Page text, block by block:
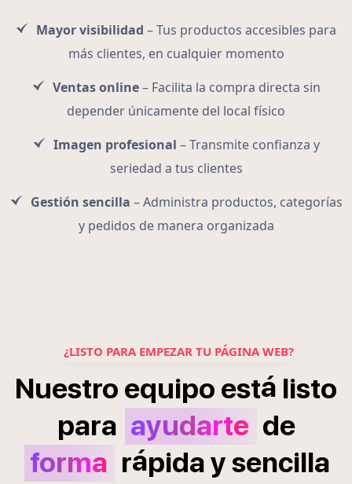
Mayor visibilidad – Tus productos accesibles para
más clientes, en cualquier momento
Ventas online– Facilita la compra directa sin
depender únicamente del local físico
Imagen profesional – Transmite confianza y
seriedad a tus clientes
Gestión sencilla – Administra productos, categorías
y pedidos de manera organizada
¿LISTO PARA EMPEZAR TU PÁGINA WEB?
Nuestro equipo está listo
para ayudarte de
forma rápidaysencilla